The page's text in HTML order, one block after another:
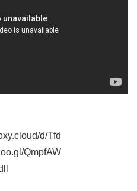
d/Tfd
QmpfAW